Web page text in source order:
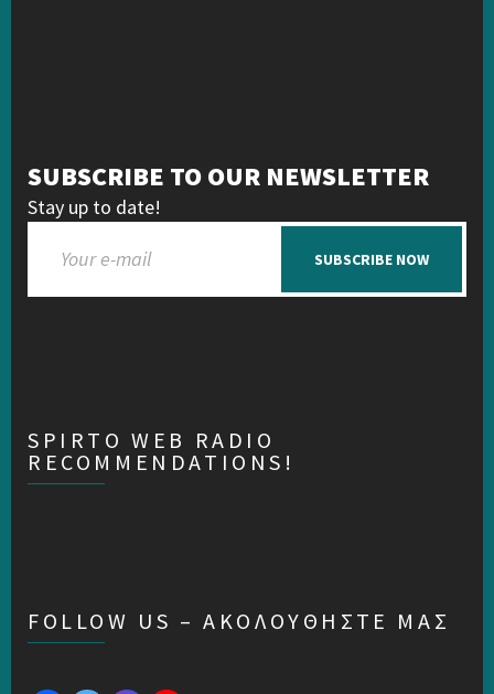
SUBSCRIBE TO OUR NEWSLETTER
Stay up to date!
SUBSCRIBE NOW
SPIRTO WEB RADIO
RECOMMENDATIONS!
FOLLOW US – ΑΚΟΛΟΥΘΗΣΤΕ ΜΑΣ